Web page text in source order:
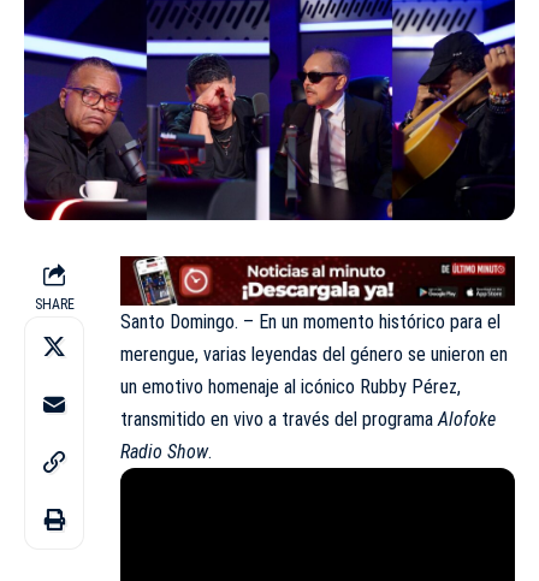
SHARE
Santo Domingo. – En un momento histórico para el
merengue, varias leyendas del género se unieron en
un emotivo homenaje al icónico Rubby Pérez,
transmitido en vivo a través del programaAlofoke
Radio Show.